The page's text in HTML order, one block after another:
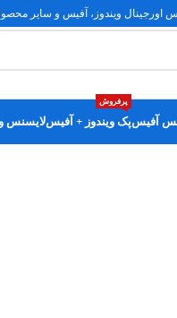
ویندوز، آفیس و سایر محصولات
آفیسپک ویندوز + آفیس
پرفروش
لایسنس